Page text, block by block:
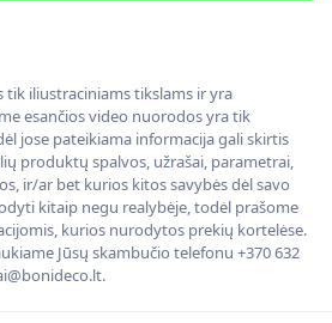
iliustraciniams tikslams ir yra
esančios video nuorodos yra tik
jose pateikiama informacija gali skirtis
produktų spalvos, užrašai, parametrai,
ir/ar bet kurios kitos savybės dėl savo
kitaip negu realybėje, todėl prašome
kurios nurodytos prekių kortelėse.
Jūsų skambučio telefonu +370 632